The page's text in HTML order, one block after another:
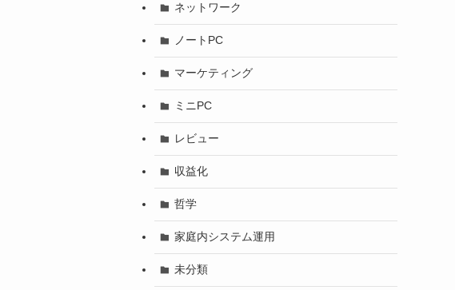
ネットワーク
ノートPC
マーケティング
ミニPC
レビュー
収益化
哲学
家庭内システム運用
未分類